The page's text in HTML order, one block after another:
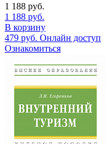
1 188 руб.
1 188 руб.
В корзину
479 руб. Онлайн доступ
Ознакомиться